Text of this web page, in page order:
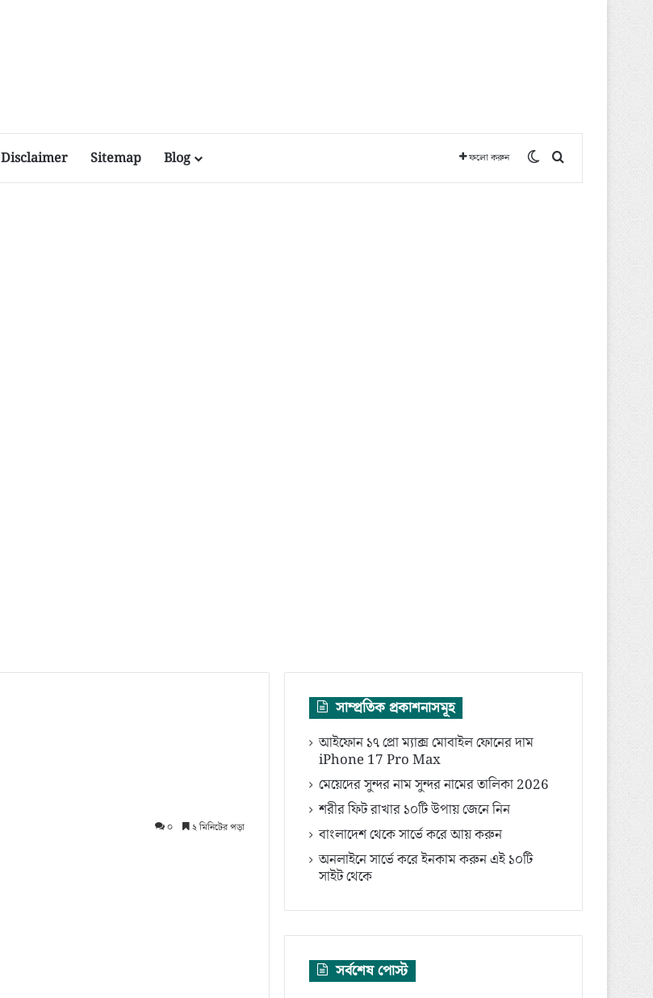
Disclaimer Sitemap Blog ফলো করুন Switch skin
অনুসন্ধান করুন
০ ২ মিনিটের পড়া
সাম্প্রতিক প্রকাশনাসমূহ
আইফোন ১৭ প্রো ম্যাক্স মোবাইল ফোনের দাম
iPhone 17 Pro Max
মেয়েদের সুন্দর নাম সুন্দর নামের তালিকা 2026
শরীর ফিট রাখার ১০টি উপায় জেনে নিন
বাংলাদেশ থেকে সার্ভে করে আয় করুন
অনলাইনে সার্ভে করে ইনকাম করুন এই ১০টি
সাইট থেকে
সর্বশেষ পোস্ট